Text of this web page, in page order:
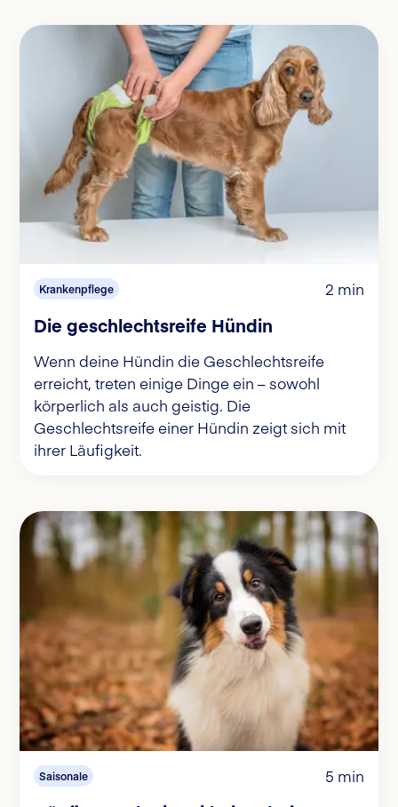
Krankenpflege 2 min
Die geschlechtsreife Hündin
Wenn deine Hündin die Geschlechtsreife
erreicht, treten einige Dinge ein – sowohl
körperlich als auch geistig. Die
Geschlechtsreife einer Hündin zeigt sich mit
ihrer Läufigkeit.
Saisonale 5 min